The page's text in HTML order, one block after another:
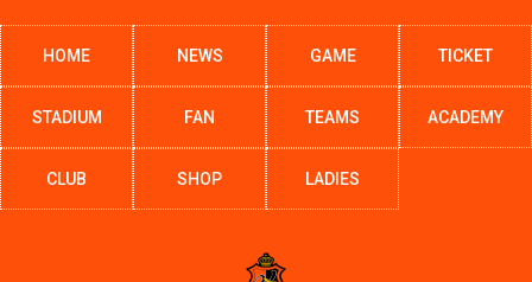
HOME NEWS GAME TICKET
STADIUM FAN TEAMS ACADEMY
CLUB SHOP LADIES